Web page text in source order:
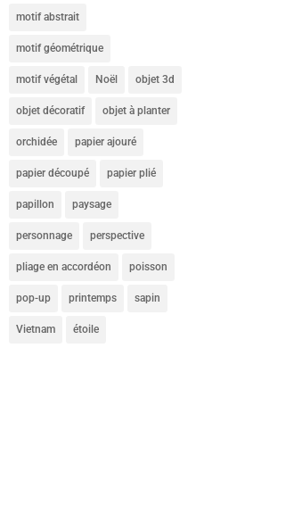
motif abstrait
motif géométrique
motif végétal Noël objet 3d
objet décoratif objet à planter
orchidée papier ajouré
papier découpé papier plié
papillon paysage
personnage perspective
pliage en accordéon poisson
pop-up printemps sapin
Vietnam étoile